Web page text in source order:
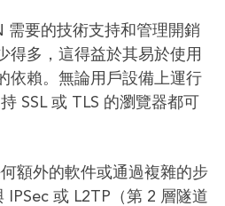
需要的技術支持和管理開銷
得多，這得益於其易於使用
依賴。無論用戶設備上運行
SSL 或 TLS 的瀏覽器都可
額外的軟件或通過複雜的步
IPSec 或 L2TP（第 2 層隧道